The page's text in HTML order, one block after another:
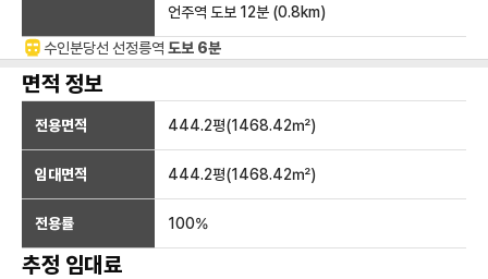
언주역 도보 12분 (0.8km)
수인분당선 선정릉역 도보 6분
면적 정보
전용면적 444.2평(1468.42㎡)
임대면적 444.2평(1468.42㎡)
전용률 100%
추정 임대료